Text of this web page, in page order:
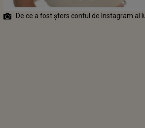
De ce a fost șters contul de Instagram al